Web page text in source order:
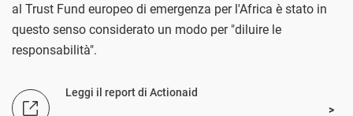
al Trust Fund europeo di emergenza per l'Africa è stato in
questo senso considerato un modo per "diluire le
responsabilità".
Leggi il report di Actionaid